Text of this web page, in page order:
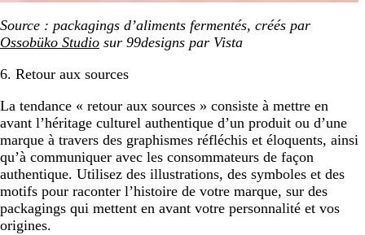
Source : packagings d’aliments fermentés, créés par
Ossobüko Studio sur 99designs par Vista
6. Retour aux sources
La tendance « retour aux sources » consiste à mettre en
avant l’héritage culturel authentique d’un produit ou d’une
marque à travers des graphismes réfléchis et éloquents, ainsi
qu’à communiquer avec les consommateurs de façon
authentique. Utilisez des illustrations, des symboles et des
motifs pour raconter l’histoire de votre marque, sur des
packagings qui mettent en avant votre personnalité et vos
origines.